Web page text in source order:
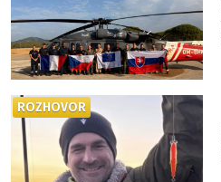
ROZHOVOR